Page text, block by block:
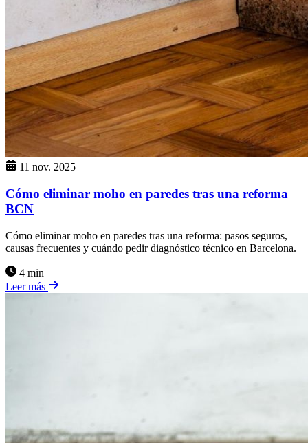
11 nov. 2025
Cómo eliminar moho en paredes tras una reforma
BCN
Cómo eliminar moho en paredes tras una reforma: pasos seguros,
causas frecuentes y cuándo pedir diagnóstico técnico en Barcelona.
4 min
Leer más